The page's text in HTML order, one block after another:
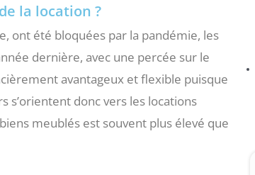
la location ?
ont été bloquées par la pandémie, les
dernière, avec une percée sur le
avantageux et flexible puisque
s’orientent donc vers les locations
meublés est souvent plus élevé que